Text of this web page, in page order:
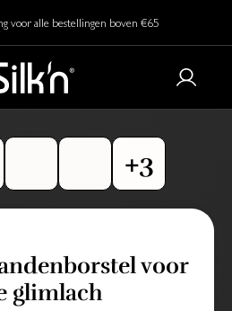
voor alle bestellingen boven €65
voor
glimlach